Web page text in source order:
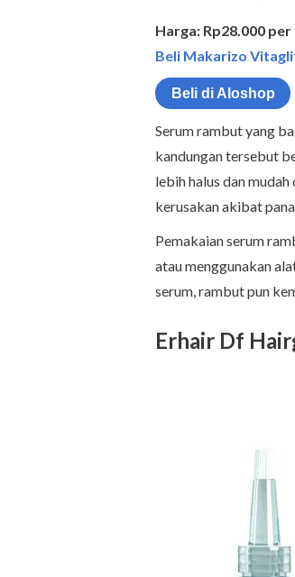
Harga: Rp28.000
Beli Makarizo
Beli di Aloshop
Serum rambut yang
kandungan tersebut
lebih halus dan
kerusakan akibat
Pemakaian serum
atau menggunakan
serum, rambut pun
Erhair Df